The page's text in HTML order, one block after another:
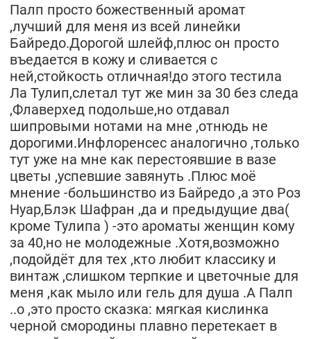
Палп просто божественный аромат
,лучший для меня из всей линейки
Байредо.Дорогой шлейф,плюс он просто
въедается в кожу и сливается с
ней,стойкость отличная!до этого тестила
Ла Тулип,слетал тут же мин за 30 без следа
,Флаверхед подольше,но отдавал
шипровыми нотами на мне ,отнюдь не
дорогими.Инфлоренсес аналогично ,только
тут уже на мне как перестоявшие в вазе
цветы ,успевшие завянуть .Плюс моё
мнение -большинство из Байредо ,а это Роз
Нуар,Блэк Шафран ,да и предыдущие два(
кроме Тулипа ) -это ароматы женщин кому
за 40,но не молодежные .Хотя,возможно
,подойдёт для тех ,кто любит классику и
винтаж ,слишком терпкие и цветочные для
меня ,как мыло или гель для душа .А Палп
..о ,это просто сказка: мягкая кислинка
черной смородины плавно перетекает в